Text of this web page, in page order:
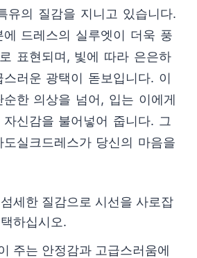
유의 질감을 지니고 있습니다.
드레스의 실루엣이 더욱 풍
표현되며, 빛에 따라 은은하
러운 광택이 돋보입니다. 이
한 의상을 넘어, 입는 이에게
신감을 불어넣어 줍니다. 그
실크드레스가 당신의 마음을
세한 질감으로 시선을 사로잡
하십시오.
주는 안정감과 고급스러움에